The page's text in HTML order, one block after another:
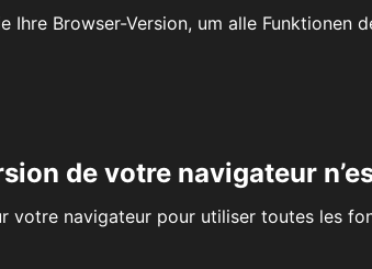
Ihre Browser-Version, um alle Funktionen
de votre navigateur
votre navigateur pour utiliser toutes les